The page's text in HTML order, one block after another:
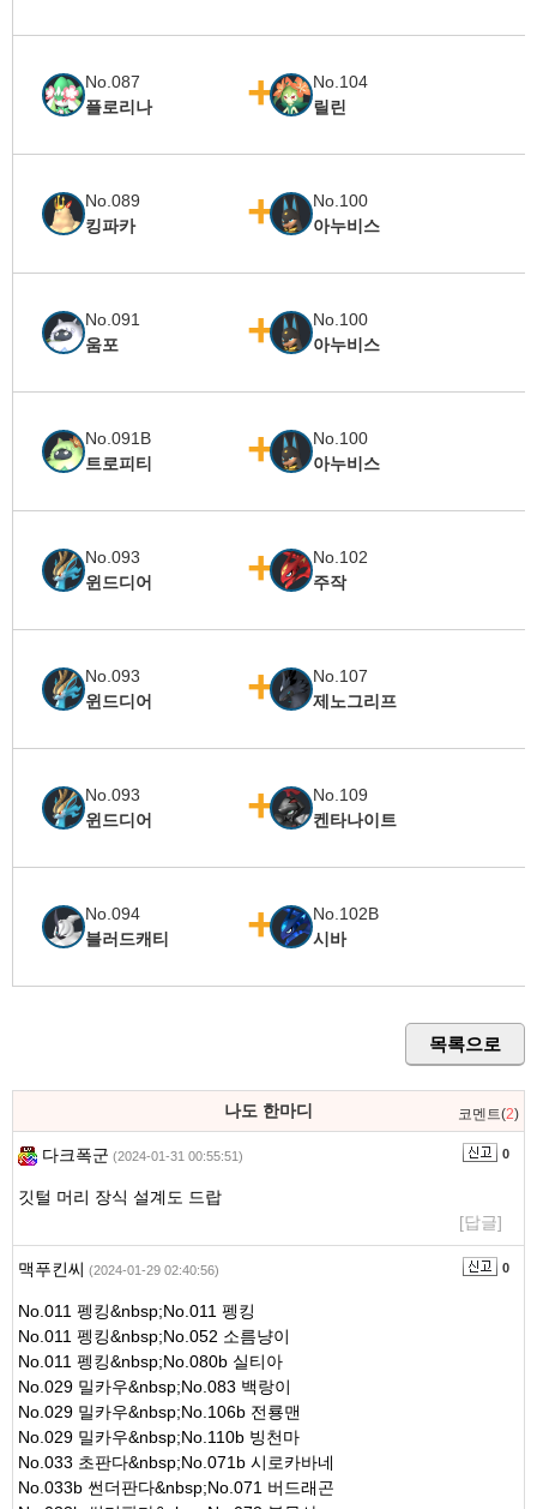
No.087
플로리나
No.104
릴린
No.089
킹파카
No.100
아누비스
No.091
움포
No.100
아누비스
No.091B
트로피티
No.100
아누비스
No.093
윈드디어
No.102
주작
No.093
윈드디어
No.107
제노그리프
No.093
윈드디어
No.109
켄타나이트
No.094
블러드캐티
No.102B
시바
목록으로
나도 한마디 코멘트(2)
다크폭군 (2024-01-31 00:55:51) 0
깃털 머리 장식 설계도 드랍
[답글]
맥푸킨씨 (2024-01-29 02:40:56) 0
No.011 펭킹&nbsp;No.011 펭킹
No.011 펭킹&nbsp;No.052 소름냥이
No.011 펭킹&nbsp;No.080b 실티아
No.029 밀카우&nbsp;No.083 백랑이
No.029 밀카우&nbsp;No.106b 전룡맨
No.029 밀카우&nbsp;No.110b 빙천마
No.033 초판다&nbsp;No.071b 시로카바네
No.033b 썬더판다&nbsp;No.071 버드래곤